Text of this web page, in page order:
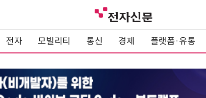
전자 모빌리티 통신 경제 플랫폼·유통